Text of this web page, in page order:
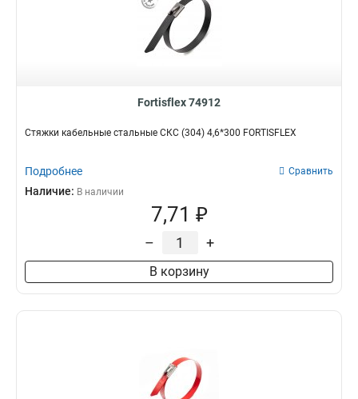
Fortisflex 74912
Стяжки кабельные стальные СКС (304) 4,6*300 FORTISFLEX
Подробнее Сравнить
Наличие: В наличии
7,71 ₽
– +
В корзину